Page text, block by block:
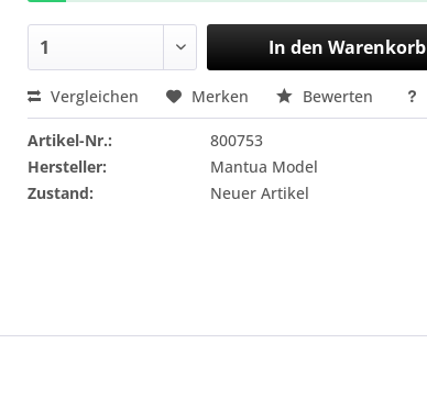
In den Warenkorb
Vergleichen Merken Bewerten
Artikel-Nr.:
800753
Hersteller:
Mantua Model
Zustand:
Neuer Artikel